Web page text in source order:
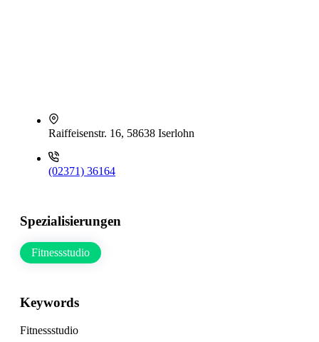
Raiffeisenstr. 16, 58638 Iserlohn
(02371) 36164
Spezialisierungen
Fitnessstudio
Keywords
Fitnessstudio